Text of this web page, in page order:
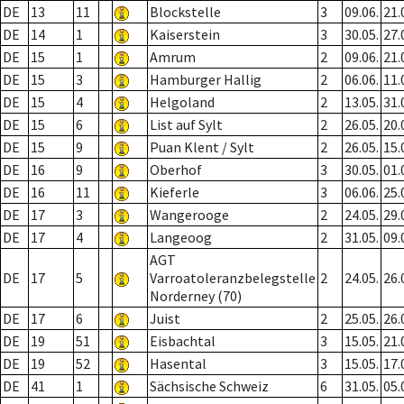
DE
13 11 Blockstelle 3 09.06.
DE
14 1 Kaiserstein 3 30.05.
DE
15 1 Amrum 2 09.06.
DE
15 3 Hamburger Hallig 2 06.06.
DE
15 4 Helgoland 2 13.05.
DE
15 6 List auf Sylt 2 26.05.
DE
15 9 Puan Klent / Sylt 2 26.05.
DE
16 9 Oberhof 3 30.05.
DE
16 11 Kieferle 3 06.06.
DE
17 3 Wangerooge 2 24.05.
DE
17 4 Langeoog 2 31.05.
DE 17 5
AGT
Varroatoleranzbelegstelle
Norderney (70)
2 24.05.
DE 17 6 Juist 2 25.05.
DE
19 51 Eisbachtal 3 15.05.
DE
19 52 Hasental 3 15.05.
DE
41 1 Sächsische Schweiz 6 31.05.